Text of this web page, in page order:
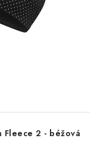
Fleece 2 - béžová